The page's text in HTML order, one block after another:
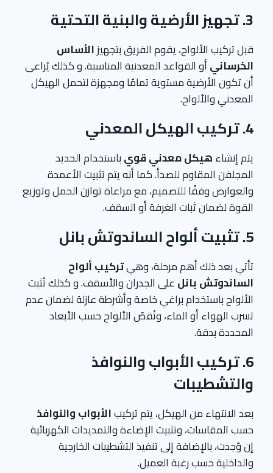
3. تجهيز الأرضية والبنية التحتية
قبل تركيب الألواح، يقوم الفريق بتجهيزالأساس
الخرسانيأو القواعد المعدنية المناسبة. و كذلك يُراعى
أن تكون الأرضية مستوية تمامًا ومجهزة لتحمل الهيكل
المعدني والألواح.
4. تركيب الهيكل المعدني
يتم إنشاءهيكل معدني قويباستخدام الحديد
المجلفن المقاوم للصدأ. كما أنه يتم تثبيت الأعمدة
والعوارض وفقًا للتصميم، مع مراعاة توازن الحمل وتوزيع
القوة لضمان ثبات الغرفة أو السقف.
5. تثبيت ألواح الساندوتش بانل
تأتي بعد ذلك أهم مرحلة، وهيتركيب ألواح
الساندوتش بانلعلى الجدران والأسقف. و كذلك تُثبت
الألواح باستخدام براغي خاصة وأشرطة عازلة لضمان عدم
تسرب الهواء أو الماء، وتُقصّ الألواح حسب الأبعاد
المحددة بدقة.
6. تركيب الأبواب والنوافذ
والتشطيبات
بعد الانتهاء من الهيكل، يتم تركيبالأبواب والنوافذ
حسب المقاسات، وتثبيت الإضاءة والتمديدات الكهربائية
إن وُجدت، بالإضافة إلى تنفيذ التشطيبات الخارجية
والداخلية حسب رغبة العميل.